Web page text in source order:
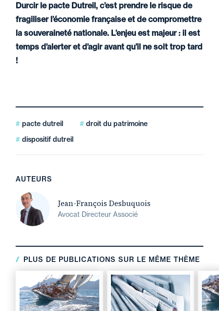
Durcir le pacte Dutreil, c’est prendre le risque de
fragiliser l’économie française et de compromettre
la souveraineté nationale. L’enjeu est majeur : il est
temps d’alerter et d’agir avant qu’il ne soit trop tard
!
pacte dutreil
droit du patrimoine
dispositif dutreil
AUTEURS
Jean-François Desbuquois
Avocat Directeur Associé
PLUS DE PUBLICATIONS SUR LE MÊME THÈME